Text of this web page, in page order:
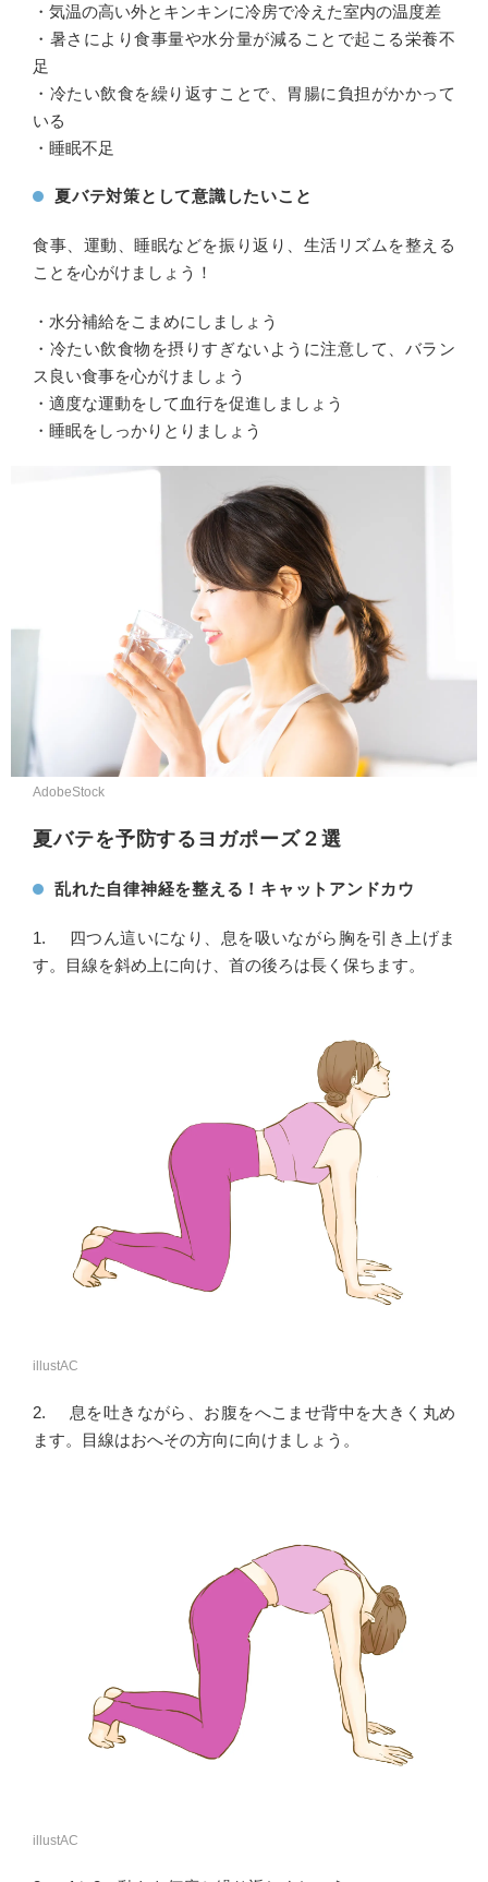
・気温の高い外とキンキンに冷房で冷えた室内の温度差
・暑さにより食事量や水分量が減ることで起こる栄養不
足
・冷たい飲食を繰り返すことで、胃腸に負担がかかって
いる
・睡眠不足
夏バテ対策として意識したいこと
食事、運動、睡眠などを振り返り、生活リズムを整える
ことを心がけましょう！
・水分補給をこまめにしましょう
・冷たい飲食物を摂りすぎないように注意して、バラン
ス良い食事を心がけましょう
・適度な運動をして血行を促進しましょう
・睡眠をしっかりとりましょう
AdobeStock
夏バテを予防するヨガポーズ２選
乱れた自律神経を整える！キャットアンドカウ
1. 四つん這いになり、息を吸いながら胸を引き上げま
す。目線を斜め上に向け、首の後ろは長く保ちます。
illustAC
2. 息を吐きながら、お腹をへこませ背中を大きく丸め
ます。目線はおへその方向に向けましょう。
illustAC